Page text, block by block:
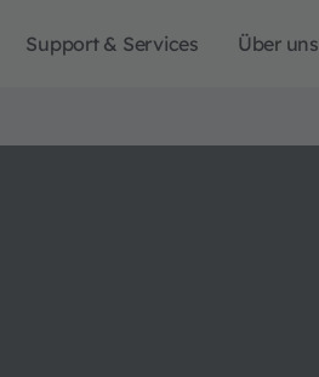
Support & Services Über uns